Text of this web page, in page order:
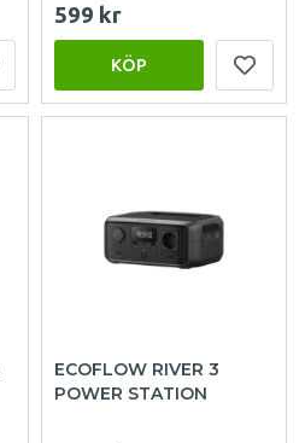
599 kr
KÖP
ECOFLOW RIVER 3
POWER STATION